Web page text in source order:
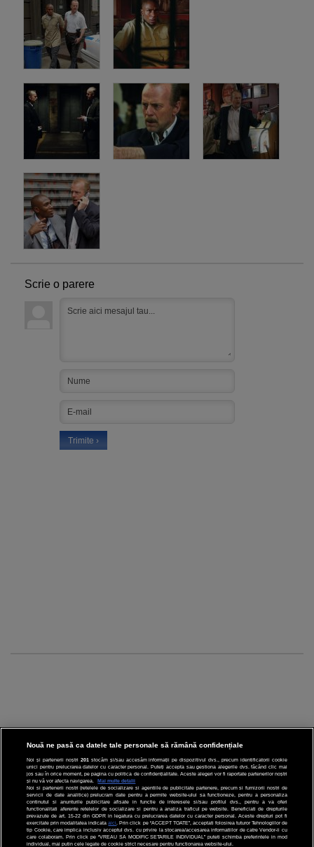
Scrie o parere
CINEMA
DIVERTISMENT
STIRI
TEHNOLOGIE
Nouă ne pasă ca datele tale personale să rămână confidențiale
Noi și partenerii noștri 201 stocăm și/sau accesăm informații pe dispozitivul dvs., precum identificatorii cookie
unici pentru prelucrarea datelor cu caracter personal. Puteți accepta sau gestiona alegerile dvs. făcând clic mai
jos sau în orice moment, pe pagina cu politica de confidențialitate. Aceste alegeri vor fi raportate partenerilor noștri
și nu vă vor afecta navigarea.
Mai multe detalii
Noi si partenerii nostri (retelele de socializare si agentiile de publicitate partenere, precum si furnizorii nostri de
servicii de date analitice) prelucram date pentru a permite website-ului sa functioneze, pentru a personaliza
continutul si anunturile publicitare afisate in functie de interesele si/sau profilul dvs., pentru a va oferi
functionalitati aferente retelelor de socializare si pentru a analiza traficul pe website. Beneficiati de drepturile
prevazute de art. 15-22 din GDPR in legatura cu prelucrarea datelor cu caracter personal. Aceste drepturi pot fi
exercitate prin modalitatea indicataaici . Prin click pe “ACCEPT TOATE”, acceptati folosirea tuturor Tehnologiilor de
tip Cookie, care implica inclusiv acceptul dvs. cu privire la stocarea/accesarea informatiilor de catre Vendor-ii cu
care colaboram. Prin click pe “VREAU SA MODIFIC SETARILE INDIVIDUAL” puteti schimba preferintele in mod
individual, mai putin cele legate de cookie strict necesare pentru functionarea website-ului.